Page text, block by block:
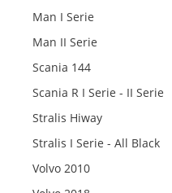
Man I Serie
Man II Serie
Scania 144
Scania R I Serie - II Serie
Stralis Hiway
Stralis I Serie - All Black
Volvo 2010